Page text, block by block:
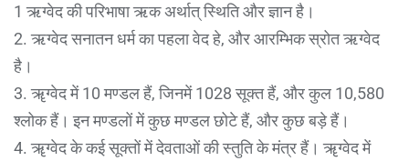
1 ऋग्वेद की परिभाषा ऋक अर्थात् स्थिति और ज्ञान है।
2. ऋग्वेद सनातन धर्म का पहला वेद हे, और आरम्भिक स्रोत ऋग्वेद
है।
3. ॠग्वेद में 10 मण्डल हैं, जिनमें 1028 सूक्त हैं, और कुल 10,580
श्लोक हैं। इन मण्डलों में कुछ मण्डल छोटे हैं, और कुछ बड़े हैं।
4. ॠग्वेद के कई सूक्तों में देवताओं की स्तुति के मंत्र हैं। ॠग्वेद में